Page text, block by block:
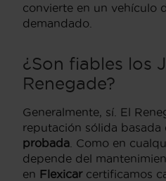
convierte en un vehículo
demandado.
¿Son fiables los
Renegade?
Generalmente, sí. El
reputación sólida basada
probada . Como en
depende del
en Flexicarcertificamos